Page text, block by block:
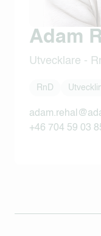
Adam
Utvecklare -
RnD
+46 704 59 03